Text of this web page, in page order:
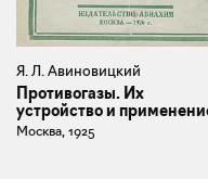
Я. Л. Авиновицкий
Противогазы. Их
устройство и
Москва, 1925